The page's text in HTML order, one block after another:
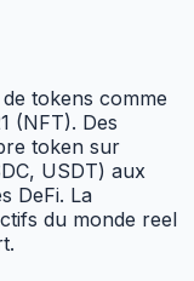
tokens comme
(NFT). Des
token sur
USDT) aux
DeFi. La
du monde reel